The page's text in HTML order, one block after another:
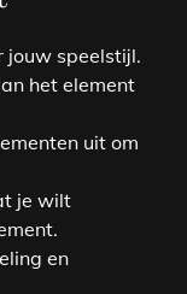
jouw speelstijl.
het element
uit om
je wilt
en